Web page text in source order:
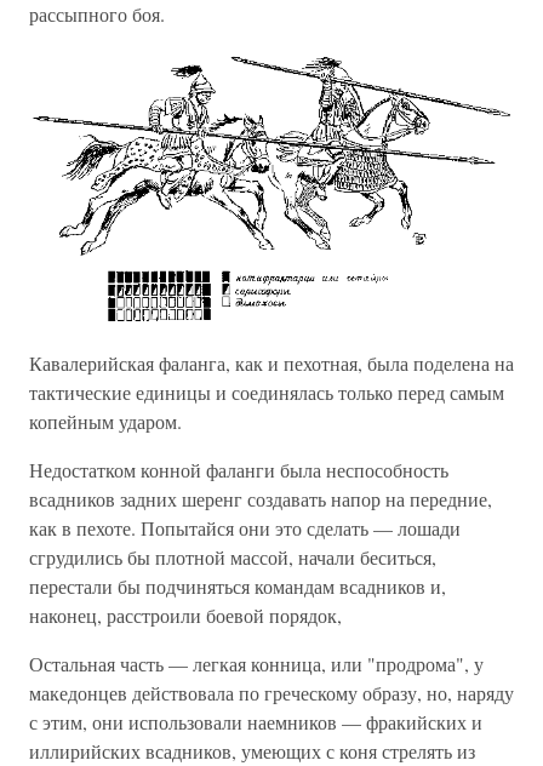
рассыпного боя.
Кавалерийская фаланга, как и пехотная, была поделена на
тактические единицы и соединялась только перед самым
копейным ударом.
Недостатком конной фаланги была неспособность
всадников задних шеренг создавать напор на передние,
как в пехоте. Попытайся они это сделать — лошади
сгрудились бы плотной массой, начали беситься,
перестали бы подчиняться командам всадников и,
наконец, расстроили боевой порядок,
Остальная часть — легкая конница, или "продрома", у
македонцев действовала по греческому образу, но, наряду
с этим, они использовали наемников — фракийских и
иллирийских всадников, умеющих с коня стрелять из